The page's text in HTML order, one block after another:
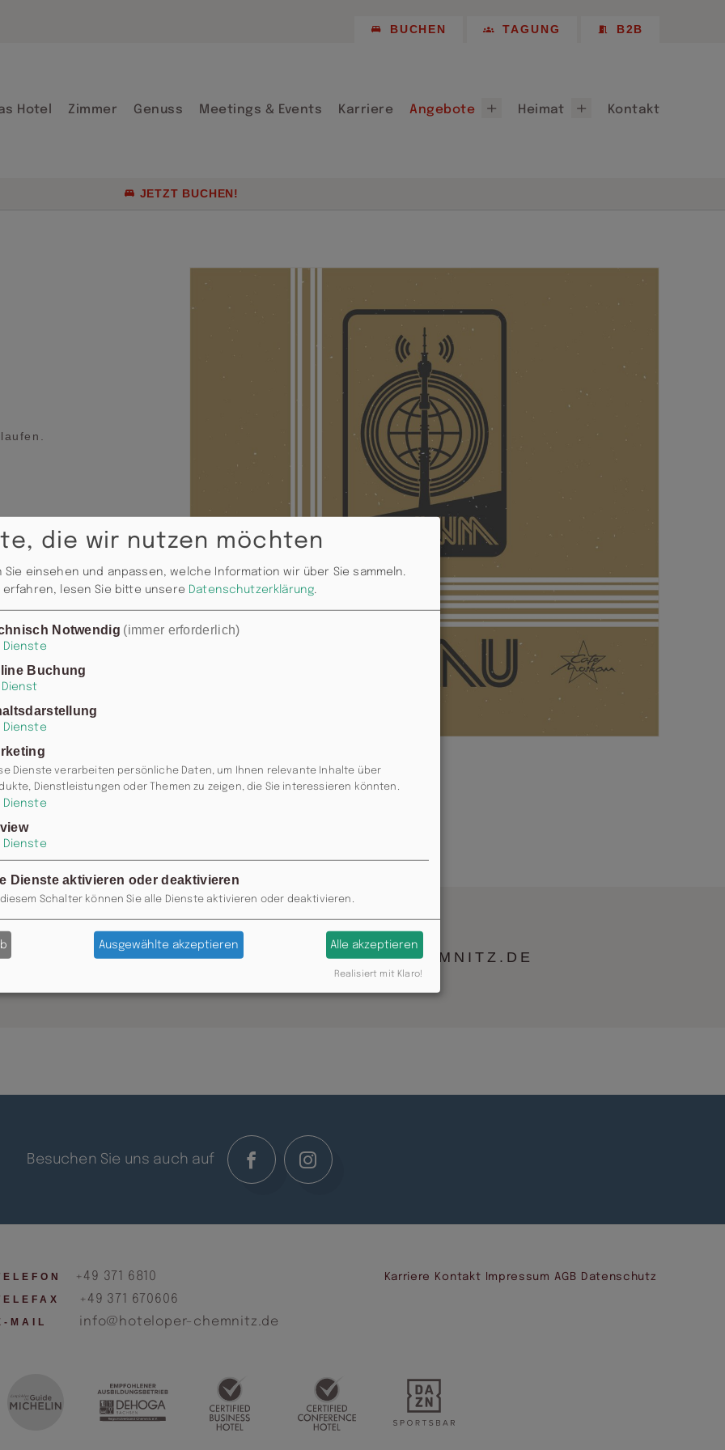
BUCHEN TAGUNG B2B
Hotel Zimmer Genuss Meetings & Events Karriere Angebote Heimat
Partner, Patenschaften & Sponsoring
Kontakt
JETZT BUCHEN!
aller Länder,
wenn
geht. Zwei
über den Äther
für die Ohren.
0371 / 355 985 77 ODERINFO@MOSKAU-CHEMNITZ.DE
Besuchen Sie uns auch auf
+49 371 6810
+49 371 670606
MAIL info@hoteloper-chemnitz.de
Karriere Kontakt Impressum AGB Datenschutz
die wir nutzen möchten
Sie einsehen und anpassen, welche Information wir über Sie sammeln.
erfahren, lesen Sie bitte unsere Datenschutzerklärung
Notwendig (immer erforderlich)
Dienste
Buchung
Dienst
Dienste
Dienste verarbeiten persönliche Daten, um Ihnen relevante Inhalte über
Dienstleistungen oder Themen zu zeigen, die Sie interessieren könnten.
Dienste
Dienste
Dienste aktivieren oder deaktivieren
diesem Schalter können Sie alle Dienste aktivieren oder deaktivieren.
Ausgewählte akzeptieren Alle akzeptieren
Realisiert mit Klaro!